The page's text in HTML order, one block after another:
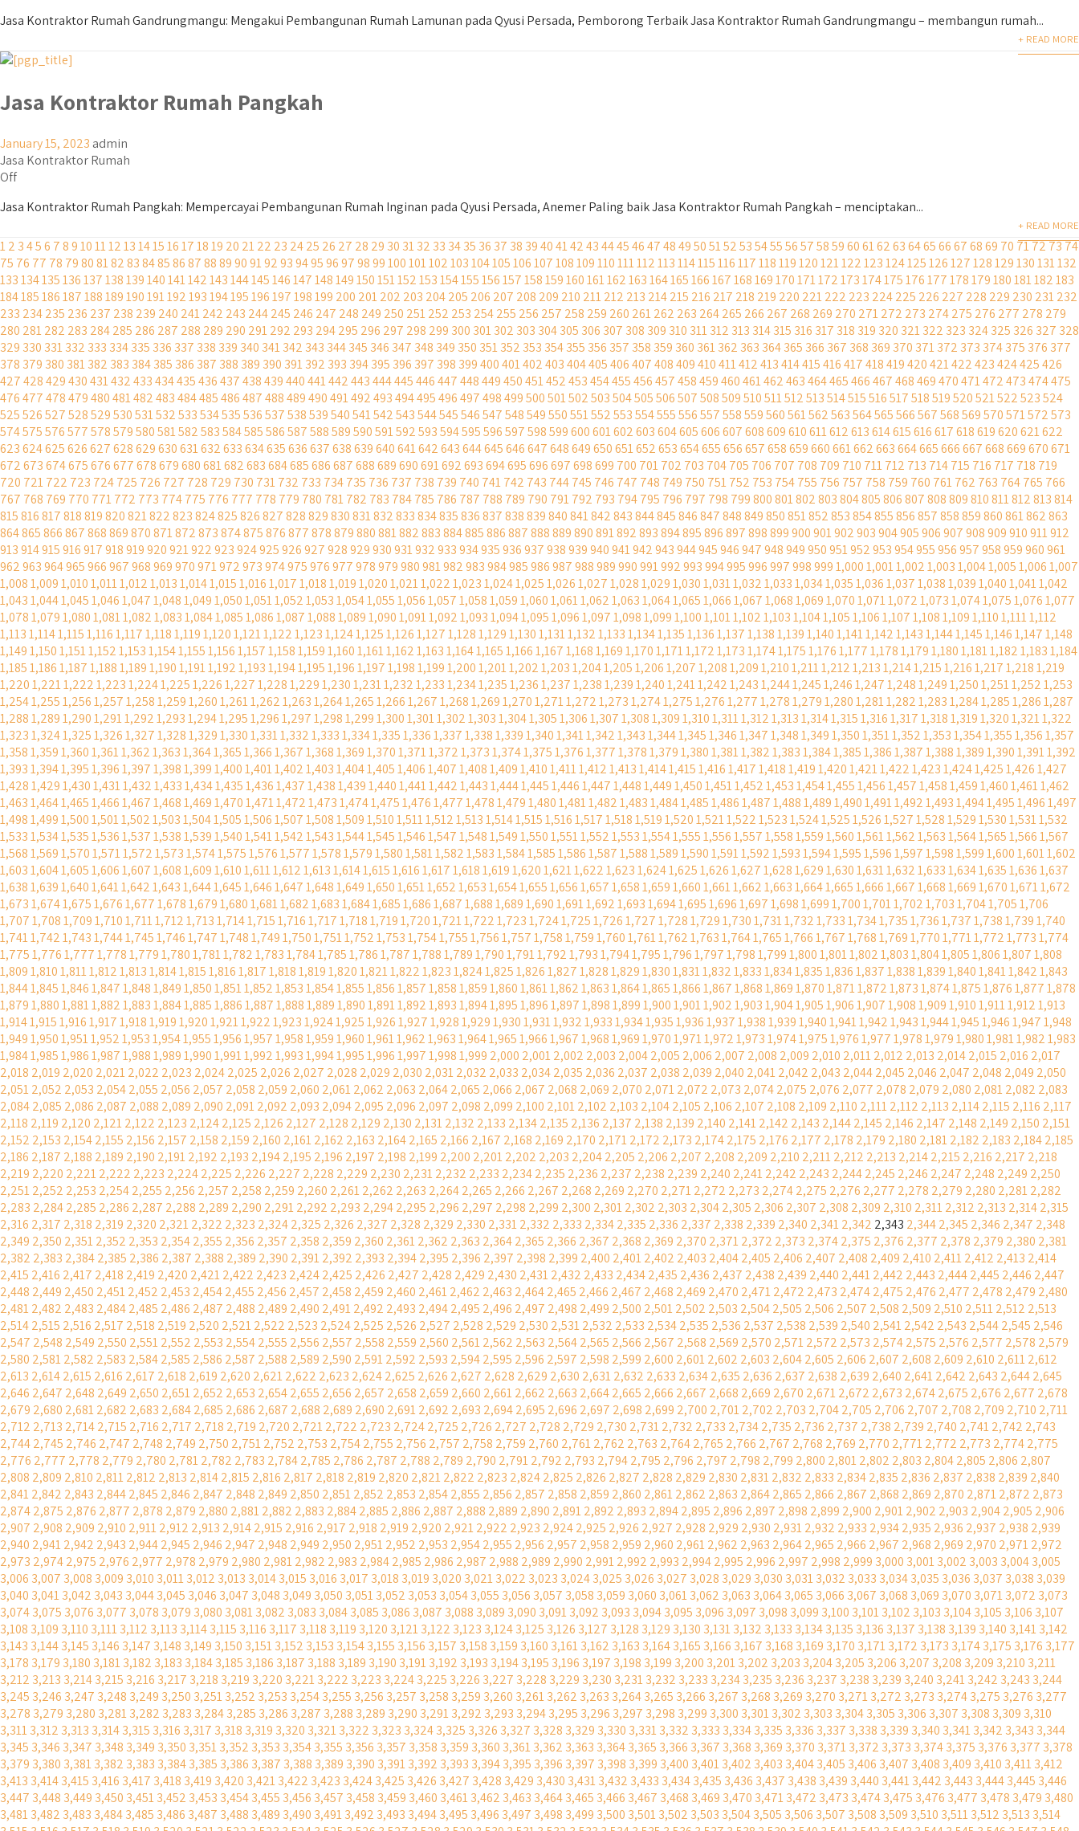
Jasa Kontraktor Rumah Gandrungmangu: Mengakui Pembangunan Rumah Lamunan pada Qyusi Persada, Pemborong Terbaik Jasa Kontraktor Rumah Gandrungmangu – membangun rumah...
+ READ MORE
Jasa Kontraktor Rumah Pangkah
January 15, 2023 admin
Jasa Kontraktor Rumah
Off
Jasa Kontraktor Rumah Pangkah: Mempercayai Pembangunan Rumah Inginan pada Qyusi Persada, Anemer Paling baik Jasa Kontraktor Rumah Pangkah – menciptakan...
+ READ MORE
12 3456 78910111213141516171819 20 2122 23 2425 26 27 28 29 30 3132 33 3435 36 37 38 39404142434445464748495051525354555657585960616263646566676869 70 71727374
75 76 77 78 798081828384858687888990919293949596979899100101102103104105106107108109110111112113114115116117118119120121122123124125126127128129130131132
133134135136137138139140141142143144145146147148149150151152153154155156157158159160161162163164165166167168169170171172173174175176177178179180181182183
184185186187188189190191192193194195196197198199 200 201202 203 204205 206 207 208 209 210 211212 213 214215 216 217 218 219 220 221222 223 224225 226 227 228 229 230 231232
233 234235 236 237 238 239 240 241242 243 244245 246 247 248 249 250 251252 253 254255 256 257 258 259 260 261262 263 264265 266 267 268 269 270 271272 273 274275 276 277 278 279
280 281282 283 284285 286 287 288 289 290 291292 293 294295 296 297 298 299 300 301302 303 304305 306 307 308 309 310 311312 313 314315 316 317 318 319 320 321322 323 324325 326 327 328
329 330 331332 333 334335 336 337 338 339 340 341342 343 344345 346 347 348 349 350 351352 353 354355 356 357 358 359 360 361362 363 364365 366 367 368 369 370 371372 373 374375 376 377
378 379 380 381382 383 384385 386 387 388 389 390 391392 393 394395 396 397 398 399400401402403404405406407408409410411412413414415416417418419420421422423424425426
427428429430431432433434435436437438439440441442443444445446447448449450451452453454455456457458459460461462463464465466467468469470471472473474475
476477478479480481482483484485486487488489490491492493494495496497498499500501502503504505506507508509510511512513514515516517518519520521522523524
525526527528529530531532533534535536537538539540541542543544545546547548549550551552553554555556557558559560561562563564565566567568569570571572573
574575576577578579580581582583584585586587588589590591592593594595596597598599600601602603604605606607608609610611612613614615616617618619620621622
623624625626627628629630631632633634635636637638639640641642643644645646647648649650651652653654655656657658659660661662663664665666667668669670671
672673674675676677678679680681682683684685686687688689690691692693694695696697698699 700 701702 703 704705 706 707 708 709 710 711712 713 714715 716 717 718 719
720 721722 723 724725 726 727 728 729 730 731732 733 734735 736 737 738 739 740 741742 743 744745 746 747 748 749 750 751752 753 754755 756 757 758 759 760 761762 763 764765 766
767 768 769 770 771772 773 774775 776 777 778 779 780 781782 783 784785 786 787 788 789 790 791792 793 794795 796 797 798 799800801802803804805806807808809810811812813814
815816817818819820821822823824825826827828829830831832833834835836837838839840841842843844845846847848849850851852853854855856857858859860861862863
864865866867868869870871872873874875876877878879880881882883884885886887888889890891892893894895896897898899900901902903904905906907908909910911912
913914915916917918919920921922923924925926927928929930931932933934935936937938939940941942943944945946947948949950951952953954955956957958959960961
9629639649659669679689699709719729739749759769779789799809819829839849859869879889899909919929939949959969979989991,0001,0011,0021,0031,0041,0051,0061,007
1,0081,0091,0101,0111,0121,0131,0141,0151,0161,0171,0181,0191,0201,0211,0221,0231,0241,0251,0261,0271,0281,0291,0301,0311,0321,0331,0341,0351,0361,0371,0381,0391,0401,0411,042
1,0431,0441,0451,0461,0471,0481,0491,0501,0511,0521,0531,0541,0551,0561,0571,0581,0591,0601,0611,0621,0631,0641,0651,0661,0671,0681,0691,0701,0711,0721,0731,0741,0751,0761,077
1,0781,0791,0801,0811,0821,0831,0841,0851,0861,0871,0881,0891,0901,0911,0921,0931,0941,0951,0961,0971,0981,0991,1001,1011,1021,1031,1041,1051,1061,1071,1081,1091,1101,1111,112
1,1131,1141,1151,1161,1171,1181,1191,1201,1211,1221,1231,1241,1251,1261,1271,1281,1291,1301,1311,1321,1331,1341,1351,1361,1371,1381,1391,1401,1411,1421,1431,1441,1451,1461,1471,148
1,1491,1501,1511,1521,1531,1541,1551,1561,1571,1581,1591,1601,1611,1621,1631,1641,1651,1661,1671,1681,1691,1701,1711,1721,1731,1741,1751,1761,1771,1781,1791,1801,1811,1821,1831,184
1,1851,1861,1871,1881,1891,1901,1911,1921,1931,1941,1951,1961,1971,1981,1991,2001,2011,2021,2031,2041,2051,2061,2071,2081,2091,2101,2111,2121,2131,2141,2151,2161,2171,2181,219
1,2201,2211,2221,2231,2241,2251,2261,2271,2281,2291,2301,2311,2321,2331,2341,2351,2361,2371,2381,2391,2401,2411,2421,2431,2441,2451,2461,2471,2481,2491,2501,2511,2521,253
1,2541,2551,2561,2571,2581,2591,2601,2611,2621,2631,2641,2651,2661,2671,2681,2691,2701,2711,2721,2731,2741,2751,2761,2771,2781,2791,2801,2811,2821,2831,2841,2851,2861,287
1,2881,2891,2901,2911,2921,2931,2941,2951,2961,2971,2981,2991,3001,3011,3021,3031,3041,3051,3061,3071,3081,3091,3101,3111,3121,3131,3141,3151,3161,3171,3181,3191,3201,3211,322
1,3231,3241,3251,3261,3271,3281,3291,3301,3311,3321,3331,3341,3351,3361,3371,3381,3391,3401,3411,3421,3431,3441,3451,3461,3471,3481,3491,3501,3511,3521,3531,3541,3551,3561,357
1,3581,3591,3601,3611,3621,3631,3641,3651,3661,3671,3681,3691,3701,3711,3721,3731,3741,3751,3761,3771,3781,3791,3801,3811,3821,3831,3841,3851,3861,3871,3881,3891,3901,3911,392
1,3931,3941,3951,3961,3971,3981,3991,4001,4011,4021,4031,4041,4051,4061,4071,4081,4091,4101,4111,4121,4131,4141,4151,4161,4171,4181,4191,4201,4211,4221,4231,4241,4251,4261,427
1,4281,4291,4301,4311,4321,4331,4341,4351,4361,4371,4381,4391,4401,4411,4421,4431,4441,4451,4461,4471,4481,4491,4501,4511,4521,4531,4541,4551,4561,4571,4581,4591,4601,4611,462
1,4631,4641,4651,4661,4671,4681,4691,4701,4711,4721,4731,4741,4751,4761,4771,4781,4791,4801,4811,4821,4831,4841,4851,4861,4871,4881,4891,4901,4911,4921,4931,4941,4951,4961,497
1,4981,4991,5001,5011,5021,5031,5041,5051,5061,5071,5081,5091,5101,5111,5121,5131,5141,5151,5161,5171,5181,5191,5201,5211,5221,5231,5241,5251,5261,5271,5281,5291,5301,5311,532
1,5331,5341,5351,5361,5371,5381,5391,5401,5411,5421,5431,5441,5451,5461,5471,5481,5491,5501,5511,5521,5531,5541,5551,5561,5571,5581,5591,5601,5611,5621,5631,5641,5651,5661,567
1,5681,5691,5701,5711,5721,5731,5741,5751,5761,5771,5781,5791,5801,5811,5821,5831,5841,5851,5861,5871,5881,5891,5901,5911,5921,5931,5941,5951,5961,5971,5981,5991,6001,6011,602
1,6031,6041,6051,6061,6071,6081,6091,6101,6111,6121,6131,6141,6151,6161,6171,6181,6191,6201,6211,6221,6231,6241,6251,6261,6271,6281,6291,6301,6311,6321,6331,6341,6351,6361,637
1,6381,6391,6401,6411,6421,6431,6441,6451,6461,6471,6481,6491,6501,6511,6521,6531,6541,6551,6561,6571,6581,6591,6601,6611,6621,6631,6641,6651,6661,6671,6681,6691,6701,6711,672
1,6731,6741,6751,6761,6771,6781,6791,6801,6811,6821,6831,6841,6851,6861,6871,6881,6891,6901,6911,6921,6931,6941,6951,6961,6971,6981,6991,7001,7011,7021,7031,7041,7051,706
1,7071,7081,7091,7101,7111,7121,7131,7141,7151,7161,7171,7181,7191,7201,7211,7221,7231,7241,7251,7261,7271,7281,7291,7301,7311,7321,7331,7341,7351,7361,7371,7381,7391,740
1,7411,7421,7431,7441,7451,7461,7471,7481,7491,7501,7511,7521,7531,7541,7551,7561,7571,7581,7591,7601,7611,7621,7631,7641,7651,7661,7671,7681,7691,7701,7711,7721,7731,774
1,7751,7761,7771,7781,7791,7801,7811,7821,7831,7841,7851,7861,7871,7881,7891,7901,7911,7921,7931,7941,7951,7961,7971,7981,7991,8001,8011,8021,8031,8041,8051,8061,8071,808
1,8091,8101,8111,8121,8131,8141,8151,8161,8171,8181,8191,8201,8211,8221,8231,8241,8251,8261,8271,8281,8291,8301,8311,8321,8331,8341,8351,8361,8371,8381,8391,8401,8411,8421,843
1,8441,8451,8461,8471,8481,8491,8501,8511,8521,8531,8541,8551,8561,8571,8581,8591,8601,8611,8621,8631,8641,8651,8661,8671,8681,8691,8701,8711,8721,8731,8741,8751,8761,8771,878
1,8791,8801,8811,8821,8831,8841,8851,8861,8871,8881,8891,8901,8911,8921,8931,8941,8951,8961,8971,8981,8991,9001,9011,9021,9031,9041,9051,9061,9071,9081,9091,9101,9111,9121,913
1,9141,9151,9161,9171,9181,9191,9201,9211,9221,9231,9241,9251,9261,9271,9281,9291,9301,9311,9321,9331,9341,9351,9361,9371,9381,9391,9401,9411,9421,9431,9441,9451,9461,9471,948
1,9491,9501,9511,9521,9531,9541,9551,9561,9571,9581,9591,9601,9611,9621,9631,9641,9651,9661,9671,9681,9691,9701,9711,9721,9731,9741,9751,9761,9771,9781,9791,9801,9811,9821,983
1,9841,9851,9861,9871,9881,9891,9901,9911,9921,9931,9941,9951,9961,9971,9981,999 2,000 2,0012,002 2,003 2,0042,005 2,006 2,007 2,008 2,009 2,010 2,0112,012 2,013 2,0142,015 2,016 2,017
2,018 2,019 2,020 2,0212,022 2,023 2,0242,025 2,026 2,027 2,028 2,029 2,030 2,0312,032 2,033 2,0342,035 2,036 2,037 2,038 2,039 2,040 2,0412,042 2,043 2,0442,045 2,046 2,047 2,048 2,049 2,050
2,0512,052 2,053 2,0542,055 2,056 2,057 2,058 2,059 2,060 2,0612,062 2,063 2,0642,065 2,066 2,067 2,068 2,069 2,070 2,0712,072 2,073 2,0742,075 2,076 2,077 2,078 2,079 2,080 2,0812,082 2,083
2,0842,085 2,086 2,087 2,088 2,089 2,090 2,0912,092 2,093 2,0942,095 2,096 2,097 2,098 2,099 2,100 2,1012,102 2,103 2,1042,105 2,106 2,107 2,108 2,109 2,110 2,1112,112 2,113 2,1142,115 2,116 2,117
2,118 2,119 2,120 2,1212,122 2,123 2,1242,125 2,126 2,127 2,128 2,129 2,130 2,1312,132 2,133 2,1342,135 2,136 2,137 2,138 2,139 2,140 2,1412,142 2,143 2,1442,145 2,146 2,147 2,148 2,149 2,150 2,151
2,152 2,153 2,1542,155 2,156 2,157 2,158 2,159 2,160 2,1612,162 2,163 2,1642,165 2,166 2,167 2,168 2,169 2,170 2,1712,172 2,173 2,1742,175 2,176 2,177 2,178 2,179 2,180 2,1812,182 2,183 2,1842,185
2,186 2,187 2,188 2,189 2,190 2,1912,192 2,193 2,1942,195 2,196 2,197 2,198 2,199 2,200 2,2012,202 2,203 2,2042,205 2,206 2,207 2,208 2,209 2,210 2,2112,212 2,213 2,2142,215 2,216 2,217 2,218
2,219 2,220 2,2212,222 2,223 2,2242,225 2,226 2,227 2,228 2,229 2,230 2,2312,232 2,233 2,2342,235 2,236 2,237 2,238 2,239 2,240 2,2412,242 2,243 2,2442,245 2,246 2,247 2,248 2,249 2,250
2,2512,252 2,253 2,2542,255 2,256 2,257 2,258 2,259 2,260 2,2612,262 2,263 2,2642,265 2,266 2,267 2,268 2,269 2,270 2,2712,272 2,273 2,2742,275 2,276 2,277 2,278 2,279 2,280 2,2812,282
2,283 2,2842,285 2,286 2,287 2,288 2,289 2,290 2,2912,292 2,293 2,2942,295 2,296 2,297 2,298 2,299 2,300 2,3012,302 2,303 2,3042,305 2,306 2,307 2,308 2,309 2,310 2,3112,312 2,313 2,3142,315
2,316 2,317 2,318 2,319 2,320 2,3212,322 2,323 2,3242,325 2,326 2,327 2,328 2,329 2,330 2,3312,332 2,333 2,3342,335 2,336 2,337 2,338 2,339 2,340 2,3412,342 2,343 2,3442,345 2,346 2,347 2,348
2,349 2,350 2,3512,352 2,353 2,3542,355 2,356 2,357 2,358 2,359 2,360 2,3612,362 2,363 2,3642,365 2,366 2,367 2,368 2,369 2,370 2,3712,372 2,373 2,3742,375 2,376 2,377 2,378 2,379 2,380 2,381
2,382 2,383 2,3842,385 2,386 2,387 2,388 2,389 2,390 2,3912,392 2,393 2,3942,395 2,396 2,397 2,398 2,399 2,400 2,4012,402 2,403 2,4042,405 2,406 2,407 2,408 2,409 2,410 2,4112,412 2,413 2,414
2,415 2,416 2,417 2,418 2,419 2,420 2,4212,422 2,423 2,4242,425 2,426 2,427 2,428 2,429 2,430 2,4312,432 2,433 2,4342,435 2,436 2,437 2,438 2,439 2,440 2,4412,442 2,443 2,4442,445 2,446 2,447
2,448 2,449 2,450 2,4512,452 2,453 2,4542,455 2,456 2,457 2,458 2,459 2,460 2,4612,462 2,463 2,4642,465 2,466 2,467 2,468 2,469 2,470 2,4712,472 2,473 2,4742,475 2,476 2,477 2,478 2,479 2,480
2,4812,482 2,483 2,4842,485 2,486 2,487 2,488 2,489 2,490 2,4912,492 2,493 2,4942,495 2,496 2,497 2,498 2,499 2,500 2,5012,502 2,503 2,5042,505 2,506 2,507 2,508 2,509 2,510 2,5112,512 2,513
2,5142,515 2,516 2,517 2,518 2,519 2,520 2,5212,522 2,523 2,5242,525 2,526 2,527 2,528 2,529 2,530 2,5312,532 2,533 2,5342,535 2,536 2,537 2,538 2,539 2,540 2,5412,542 2,543 2,5442,545 2,546
2,547 2,548 2,549 2,550 2,5512,552 2,553 2,5542,555 2,556 2,557 2,558 2,559 2,560 2,5612,562 2,563 2,5642,565 2,566 2,567 2,568 2,569 2,570 2,5712,572 2,573 2,5742,575 2,576 2,577 2,578 2,579
2,580 2,5812,582 2,583 2,5842,585 2,586 2,587 2,588 2,589 2,590 2,5912,592 2,593 2,5942,595 2,596 2,597 2,598 2,599 2,600 2,6012,602 2,603 2,6042,605 2,606 2,607 2,608 2,609 2,610 2,6112,612
2,613 2,6142,615 2,616 2,617 2,618 2,619 2,620 2,6212,622 2,623 2,6242,625 2,626 2,627 2,628 2,629 2,630 2,6312,632 2,633 2,6342,635 2,636 2,637 2,638 2,639 2,640 2,6412,642 2,643 2,6442,645
2,646 2,647 2,648 2,649 2,650 2,6512,652 2,653 2,6542,655 2,656 2,657 2,658 2,659 2,660 2,6612,662 2,663 2,6642,665 2,666 2,667 2,668 2,669 2,670 2,6712,672 2,673 2,6742,675 2,676 2,677 2,678
2,679 2,680 2,6812,682 2,683 2,6842,685 2,686 2,687 2,688 2,689 2,690 2,6912,692 2,693 2,6942,695 2,696 2,697 2,698 2,699 2,700 2,7012,702 2,703 2,7042,705 2,706 2,707 2,708 2,709 2,710 2,711
2,712 2,713 2,7142,715 2,716 2,717 2,718 2,719 2,720 2,7212,722 2,723 2,7242,725 2,726 2,727 2,728 2,729 2,730 2,7312,732 2,733 2,7342,735 2,736 2,737 2,738 2,739 2,740 2,7412,742 2,743
2,7442,745 2,746 2,747 2,748 2,749 2,750 2,7512,752 2,753 2,7542,755 2,756 2,757 2,758 2,759 2,760 2,7612,762 2,763 2,7642,765 2,766 2,767 2,768 2,769 2,770 2,7712,772 2,773 2,7742,775
2,776 2,777 2,778 2,779 2,780 2,7812,782 2,783 2,7842,785 2,786 2,787 2,788 2,789 2,790 2,7912,792 2,793 2,7942,795 2,796 2,797 2,798 2,799 2,800 2,8012,802 2,803 2,8042,805 2,806 2,807
2,808 2,809 2,810 2,8112,812 2,813 2,8142,815 2,816 2,817 2,818 2,819 2,820 2,8212,822 2,823 2,8242,825 2,826 2,827 2,828 2,829 2,830 2,8312,832 2,833 2,8342,835 2,836 2,837 2,838 2,839 2,840
2,8412,842 2,843 2,8442,845 2,846 2,847 2,848 2,849 2,850 2,8512,852 2,853 2,8542,855 2,856 2,857 2,858 2,859 2,860 2,8612,862 2,863 2,8642,865 2,866 2,867 2,868 2,869 2,870 2,8712,872 2,873
2,8742,875 2,876 2,877 2,878 2,879 2,880 2,8812,882 2,883 2,8842,885 2,886 2,887 2,888 2,889 2,890 2,8912,892 2,893 2,8942,895 2,896 2,897 2,898 2,899 2,900 2,9012,902 2,903 2,9042,905 2,906
2,907 2,908 2,909 2,910 2,9112,912 2,913 2,9142,915 2,916 2,917 2,918 2,919 2,920 2,9212,922 2,923 2,9242,925 2,926 2,927 2,928 2,929 2,930 2,9312,932 2,933 2,9342,935 2,936 2,937 2,938 2,939
2,940 2,9412,942 2,943 2,9442,945 2,946 2,947 2,948 2,949 2,950 2,9512,952 2,953 2,9542,955 2,956 2,957 2,958 2,959 2,960 2,9612,962 2,963 2,9642,965 2,966 2,967 2,968 2,969 2,970 2,9712,972
2,973 2,9742,975 2,976 2,977 2,978 2,979 2,980 2,9812,982 2,983 2,9842,985 2,986 2,987 2,988 2,989 2,990 2,9912,992 2,993 2,9942,995 2,996 2,997 2,998 2,999 3,000 3,0013,002 3,003 3,0043,005
3,006 3,007 3,008 3,009 3,010 3,0113,012 3,013 3,0143,015 3,016 3,017 3,018 3,019 3,020 3,0213,022 3,023 3,0243,025 3,026 3,027 3,028 3,029 3,030 3,0313,032 3,033 3,0343,035 3,036 3,037 3,038 3,039
3,040 3,0413,042 3,043 3,0443,045 3,046 3,047 3,048 3,049 3,050 3,0513,052 3,053 3,0543,055 3,056 3,057 3,058 3,059 3,060 3,0613,062 3,063 3,0643,065 3,066 3,067 3,068 3,069 3,070 3,0713,072 3,073
3,0743,075 3,076 3,077 3,078 3,079 3,080 3,0813,082 3,083 3,0843,085 3,086 3,087 3,088 3,089 3,090 3,0913,092 3,093 3,0943,095 3,096 3,097 3,098 3,099 3,100 3,1013,102 3,103 3,1043,105 3,106 3,107
3,108 3,109 3,110 3,1113,112 3,113 3,1143,115 3,116 3,117 3,118 3,119 3,120 3,1213,122 3,123 3,1243,125 3,126 3,127 3,128 3,129 3,130 3,1313,132 3,133 3,1343,135 3,136 3,137 3,138 3,139 3,140 3,1413,142
3,143 3,1443,145 3,146 3,147 3,148 3,149 3,150 3,1513,152 3,153 3,1543,155 3,156 3,157 3,158 3,159 3,160 3,1613,162 3,163 3,1643,165 3,166 3,167 3,168 3,169 3,170 3,1713,172 3,173 3,1743,175 3,176 3,177
3,178 3,179 3,180 3,1813,182 3,183 3,1843,185 3,186 3,187 3,188 3,189 3,190 3,1913,192 3,193 3,1943,195 3,196 3,197 3,198 3,199 3,200 3,2013,202 3,203 3,2043,205 3,206 3,207 3,208 3,209 3,210 3,211
3,212 3,213 3,2143,215 3,216 3,217 3,218 3,219 3,220 3,2213,222 3,223 3,2243,225 3,226 3,227 3,228 3,229 3,230 3,2313,232 3,233 3,2343,235 3,236 3,237 3,238 3,239 3,240 3,2413,242 3,243 3,244
3,245 3,246 3,247 3,248 3,249 3,250 3,2513,252 3,253 3,2543,255 3,256 3,257 3,258 3,259 3,260 3,2613,262 3,263 3,2643,265 3,266 3,267 3,268 3,269 3,270 3,2713,272 3,273 3,2743,275 3,276 3,277
3,278 3,279 3,280 3,2813,282 3,283 3,2843,285 3,286 3,287 3,288 3,289 3,290 3,2913,292 3,293 3,2943,295 3,296 3,297 3,298 3,299 3,300 3,3013,302 3,303 3,3043,305 3,306 3,307 3,308 3,309 3,310
3,3113,312 3,313 3,3143,315 3,316 3,317 3,318 3,319 3,320 3,3213,322 3,323 3,3243,325 3,326 3,327 3,328 3,329 3,330 3,3313,332 3,333 3,3343,335 3,336 3,337 3,338 3,339 3,340 3,3413,342 3,343 3,344
3,345 3,346 3,347 3,348 3,349 3,350 3,3513,352 3,353 3,3543,355 3,356 3,357 3,358 3,359 3,360 3,3613,362 3,363 3,3643,365 3,366 3,367 3,368 3,369 3,370 3,3713,372 3,373 3,3743,375 3,376 3,377 3,378
3,379 3,380 3,3813,382 3,383 3,3843,385 3,386 3,387 3,388 3,389 3,390 3,3913,392 3,393 3,3943,395 3,396 3,397 3,398 3,399 3,400 3,4013,402 3,403 3,4043,405 3,406 3,407 3,408 3,409 3,410 3,4113,412
3,413 3,4143,415 3,416 3,417 3,418 3,419 3,420 3,4213,422 3,423 3,4243,425 3,426 3,427 3,428 3,429 3,430 3,4313,432 3,433 3,4343,435 3,436 3,437 3,438 3,439 3,440 3,4413,442 3,443 3,4443,445 3,446
3,447 3,448 3,449 3,450 3,4513,452 3,453 3,4543,455 3,456 3,457 3,458 3,459 3,460 3,4613,462 3,463 3,4643,465 3,466 3,467 3,468 3,469 3,470 3,4713,472 3,473 3,4743,475 3,476 3,477 3,478 3,479 3,480
3,4813,482 3,483 3,4843,485 3,486 3,487 3,488 3,489 3,490 3,4913,492 3,493 3,4943,495 3,496 3,497 3,498 3,499 3,500 3,5013,502 3,503 3,5043,505 3,506 3,507 3,508 3,509 3,510 3,5113,512 3,513 3,514